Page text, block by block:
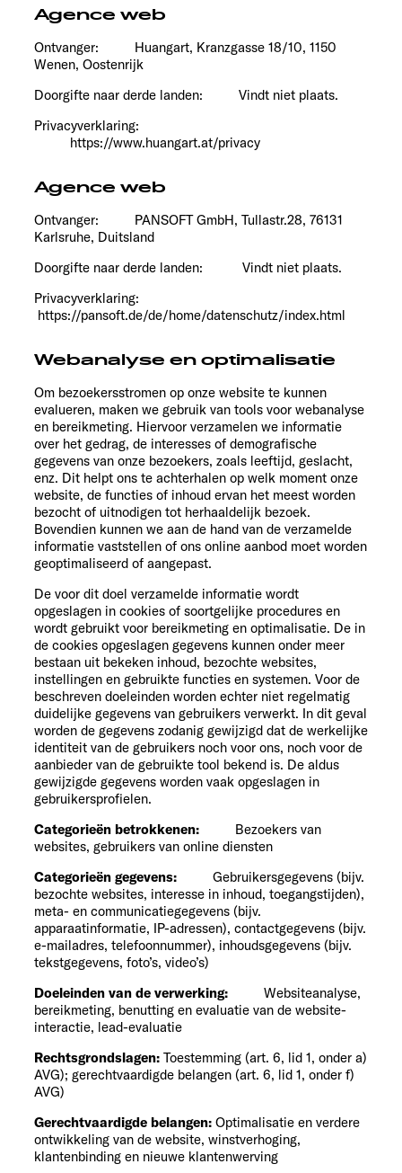
Agence web
Ontvanger: Huangart, Kranzgasse 18/10, 1150
Wenen, Oostenrijk
Doorgifte naar derde landen: Vindt niet plaats.
Privacyverklaring:
https://www.huangart.at/privacy
Agence web
Ontvanger: PANSOFT GmbH, Tullastr.28, 76131
Karlsruhe, Duitsland
Doorgifte naar derde landen: Vindt niet plaats.
Privacyverklaring:
https://pansoft.de/de/home/datenschutz/index.html
Webanalyse en optimalisatie
Om bezoekersstromen op onze website te kunnen
evalueren, maken we gebruik van tools voor webanalyse
en bereikmeting. Hiervoor verzamelen we informatie
over het gedrag, de interesses of demografische
gegevens van onze bezoekers, zoals leeftijd, geslacht,
enz. Dit helpt ons te achterhalen op welk moment onze
website, de functies of inhoud ervan het meest worden
bezocht of uitnodigen tot herhaaldelijk bezoek.
Bovendien kunnen we aan de hand van de verzamelde
informatie vaststellen of ons online aanbod moet worden
geoptimaliseerd of aangepast.
De voor dit doel verzamelde informatie wordt
opgeslagen in cookies of soortgelijke procedures en
wordt gebruikt voor bereikmeting en optimalisatie. De in
de cookies opgeslagen gegevens kunnen onder meer
bestaan uit bekeken inhoud, bezochte websites,
instellingen en gebruikte functies en systemen. Voor de
beschreven doeleinden worden echter niet regelmatig
duidelijke gegevens van gebruikers verwerkt. In dit geval
worden de gegevens zodanig gewijzigd dat de werkelijke
identiteit van de gebruikers noch voor ons, noch voor de
aanbieder van de gebruikte tool bekend is. De aldus
gewijzigde gegevens worden vaak opgeslagen in
gebruikersprofielen.
Categorieën betrokkenen: Bezoekers van
websites, gebruikers van online diensten
Categorieën gegevens: Gebruikersgegevens (bijv.
bezochte websites, interesse in inhoud, toegangstijden),
meta- en communicatiegegevens (bijv.
apparaatinformatie, IP-adressen), contactgegevens (bijv.
e-mailadres, telefoonnummer), inhoudsgegevens (bijv.
tekstgegevens, foto’s, video’s)
Doeleinden van de verwerking: Websiteanalyse,
bereikmeting, benutting en evaluatie van de website-
interactie, lead-evaluatie
Rechtsgrondslagen: Toestemming (art. 6, lid 1, onder a)
AVG); gerechtvaardigde belangen (art. 6, lid 1, onder f)
AVG)
Gerechtvaardigde belangen: Optimalisatie en verdere
ontwikkeling van de website, winstverhoging,
klantenbinding en nieuwe klantenwerving